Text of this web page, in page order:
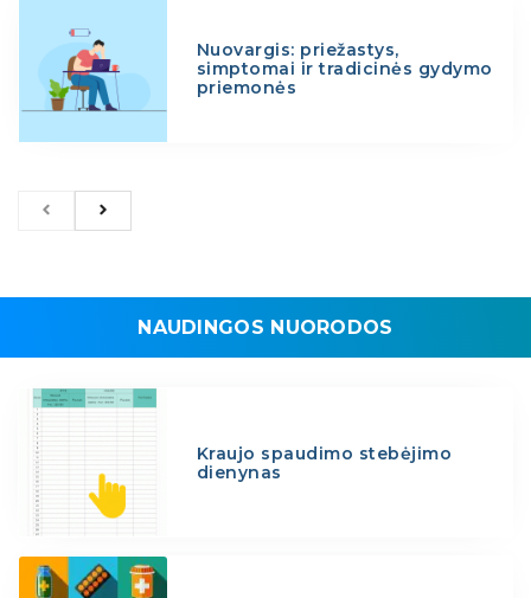
Nuovargis: priežastys,
simptomai ir tradicinės gydymo
priemonės
NAUDINGOS NUORODOS
Kraujo spaudimo stebėjimo
dienynas